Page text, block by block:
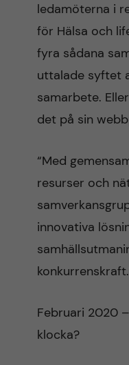
ledamöterna i
för Hälsa och
fyra sådana
uttalade syftet
samarbete.
det på sin
“Med
resurser och
innovativa
Februari 2020
klocka?